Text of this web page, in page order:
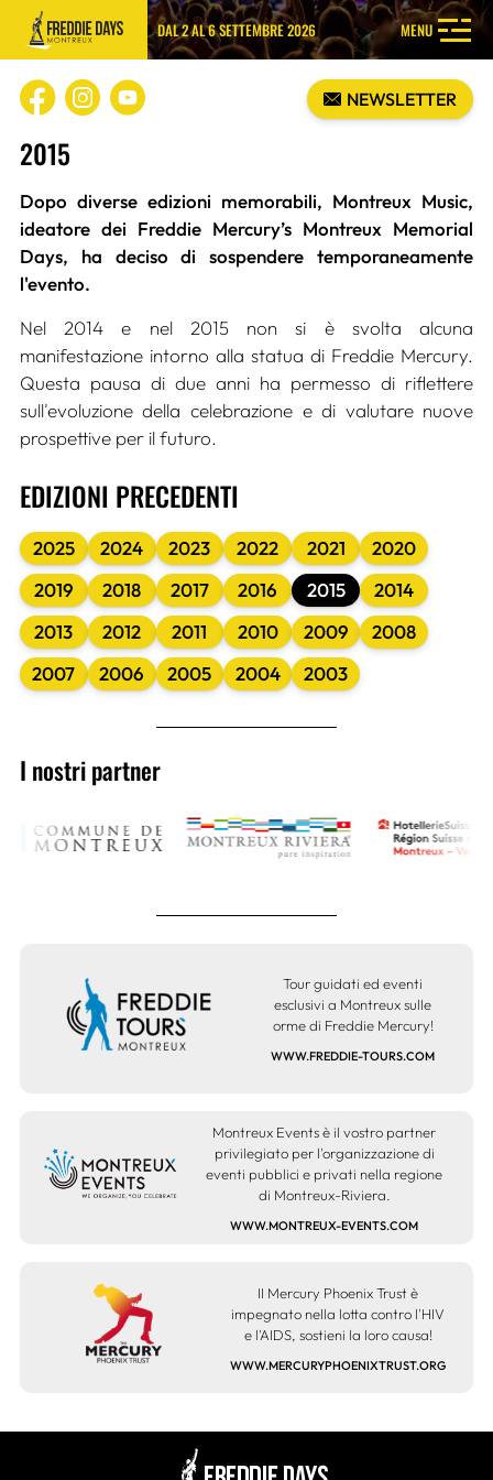
DAL 2 AL 6 SETTEMBRE 2026 MENU
NEWSLETTER
2015
Dopo diverse edizioni memorabili, Montreux Music,
ideatore dei Freddie Mercury’s Montreux Memorial
Days, ha deciso di sospendere temporaneamente
l'evento.
Nel 2014 e nel 2015 non si è svolta alcuna
manifestazione intorno alla statua di Freddie Mercury.
Questa pausa di due anni ha permesso di riflettere
sull'evoluzione della celebrazione e di valutare nuove
prospettive per il futuro.
EDIZIONI PRECEDENTI
2025 2024 2023 2022 2021
2020
2019
2018 2017 2016 2015
2014
2013
2012 2011 2010 2009
2008
2007
2006 2005 2004 2003
I nostri partner
WWW.FREDDIE-TOURS.COM
Tour guidati ed eventi
esclusivi a Montreux sulle
orme di Freddie Mercury!
WWW.MONTREUX-EVENTS.COM
Montreux Events è il vostro partner
privilegiato per l'organizzazione di
eventi pubblici e privati nella regione
di Montreux-Riviera.
WWW.MERCURYPHOENIXTRUST.ORG
II Mercury Phoenix Trust è
impegnato nella lotta contro l'HIV
e l'AIDS, sostieni la loro causa!